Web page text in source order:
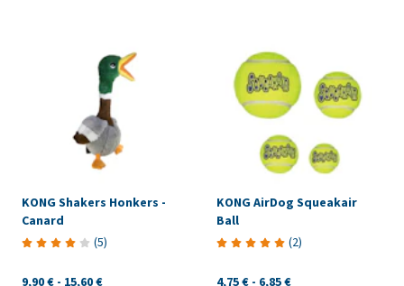
KONG Shakers Honkers -
Canard
(5)
9,90 € - 15,60 €
KONG AirDog Squeakair
Ball
(2)
4,75 € - 6,85 €